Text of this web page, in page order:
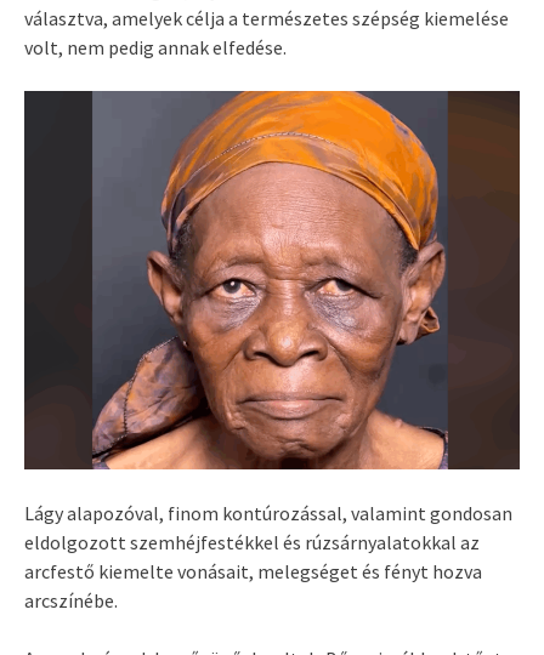
választva, amelyek célja a természetes szépség kiemelése
volt, nem pedig annak elfedése.
Lágy alapozóval, finom kontúrozással, valamint gondosan
eldolgozott szemhéjfestékkel és rúzsárnyalatokkal az
arcfestő kiemelte vonásait, melegséget és fényt hozva
arcszínébe.